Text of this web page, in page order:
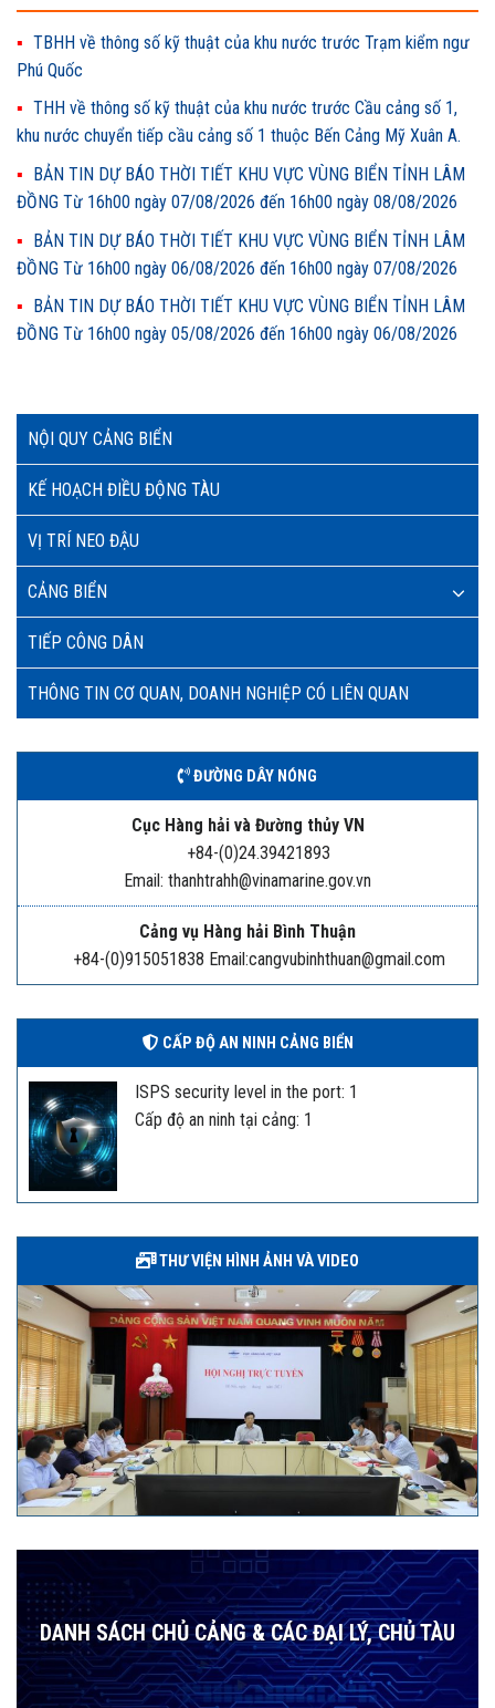
NỘI QUY CẢNG BIỂN
KẾ HOẠCH ĐIỀU ĐỘNG TÀU
VỊ TRÍ NEO ĐẬU
CẢNG BIỂN
TIẾP CÔNG DÂN
THÔNG TIN CƠ QUAN, DOANH NGHIỆP CÓ LIÊN QUAN
ĐƯỜNG DÂY NÓNG
Cục Hàng hải và Đường thủy VN
+84-(0)24.39421893
Email: thanhtrahh@vinamarine.gov.vn
Cảng vụ Hàng hải Bình Thuận
+84-(0)915051838 Email:cangvubinhthuan@gmail.com
CẤP ĐỘ AN NINH CẢNG BIỂN
ISPS security level in the port: 1
Cấp độ an ninh tại cảng: 1
THƯ VIỆN HÌNH ẢNH VÀ VIDEO
DANH SÁCH CHỦ CẢNG & CÁC ĐẠI LÝ, CHỦ TÀU
TBHH về thông số kỹ thuật của khu nước trước Trạm kiểm ngư
Phú Quốc
THH về thông số kỹ thuật của khu nước trước Cầu cảng số 1,
khu nước chuyển tiếp cầu cảng số 1 thuộc Bến Cảng Mỹ Xuân A.
BẢN TIN DỰ BÁO THỜI TIẾT KHU VỰC VÙNG BIỂN TỈNH LÂM
ĐỒNG Từ 16h00 ngày 07/08/2026 đến 16h00 ngày 08/08/2026
BẢN TIN DỰ BÁO THỜI TIẾT KHU VỰC VÙNG BIỂN TỈNH LÂM
ĐỒNG Từ 16h00 ngày 06/08/2026 đến 16h00 ngày 07/08/2026
BẢN TIN DỰ BÁO THỜI TIẾT KHU VỰC VÙNG BIỂN TỈNH LÂM
ĐỒNG Từ 16h00 ngày 05/08/2026 đến 16h00 ngày 06/08/2026